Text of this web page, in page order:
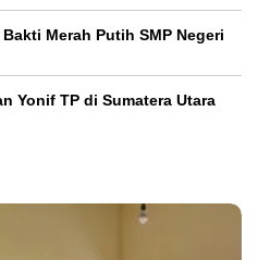
Merah Putih SMP Negeri
Yonif TP di Sumatera Utara